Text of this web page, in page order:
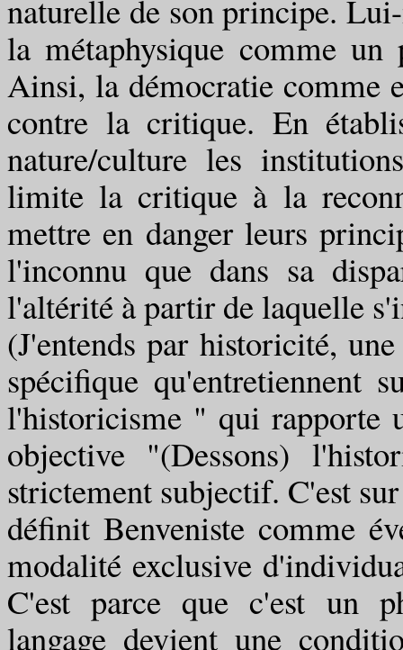
naturelle de son principe.
la métaphysique comme
Ainsi, la démocratie comme
contre la critique. En
nature/culture les
limite la critique à la
mettre en danger leurs
l'inconnu que dans sa
l'altérité à partir de laquelle
(J'entends par historicité,
spécifique qu'entretiennent
l'historicisme " qui rapporte
objective "(Dessons)
strictement subjectif. C'est
définit Benveniste comme
modalité exclusive
C'est parce que c'est un
langage devient une